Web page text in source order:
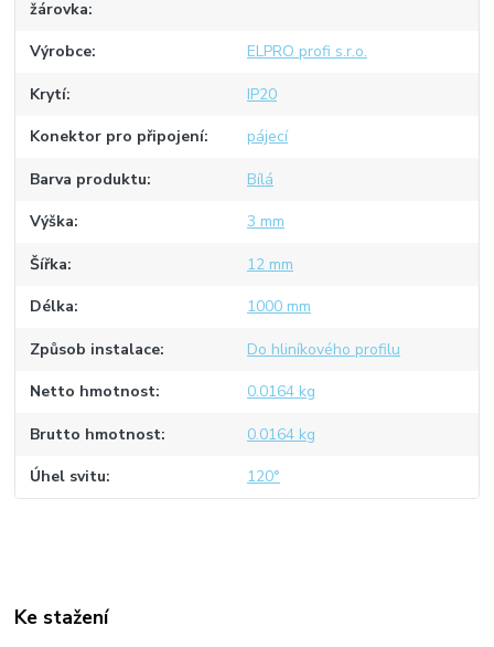
žárovka
Výrobce ELPRO profi s.r.o.
Krytí IP20
Konektor pro připojení pájecí
Barva produktu Bílá
Výška 3 mm
Šířka 12 mm
Délka 1000 mm
Způsob instalace Do hliníkového profilu
Netto hmotnost 0.0164 kg
Brutto hmotnost 0.0164 kg
Úhel svitu 120°
Ke stažení